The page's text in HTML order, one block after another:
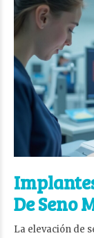
De Seno
La elevación de